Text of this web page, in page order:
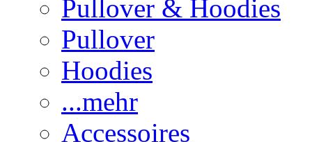
Pullover & Hoodies
Pullover
Hoodies
...mehr
Accessoires